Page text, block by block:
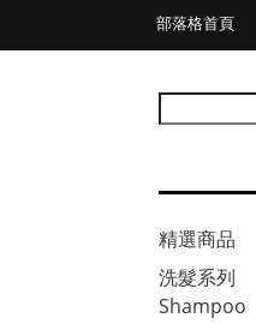
部落格首頁
精選商品
洗髮系列
Shampoo